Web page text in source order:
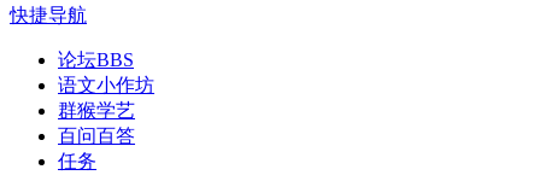
快捷导航
论坛BBS
语文小作坊
群猴学艺
百问百答
任务